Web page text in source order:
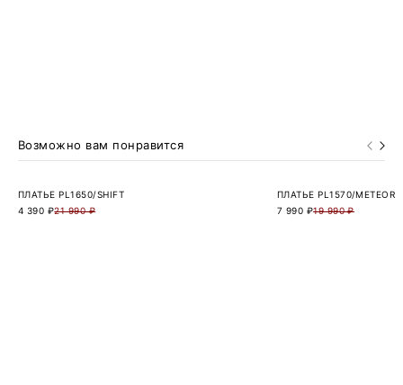
Возможно вам понравится
ПЛАТЬЕ PL1650/SHIFT
21 990 ₽
4 390 ₽
ПЛАТЬЕ PL1570/METEOR
19 990 ₽
7 990 ₽